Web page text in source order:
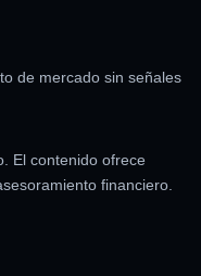
de mercado sin señales
El contenido ofrece
financiero.